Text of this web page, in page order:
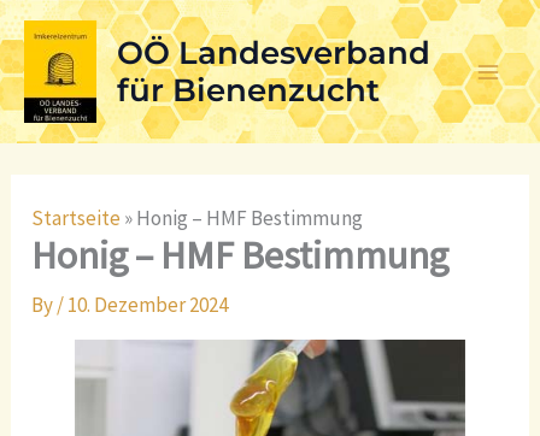
Skip
to
content
OÖ Landesverband
für Bienenzucht
Startseite »Honig – HMF Bestimmung
Honig – HMF Bestimmung
By/10. Dezember 2024